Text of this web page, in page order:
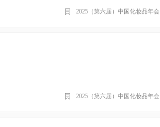
2025（第六届）中国化妆品年会
2025（第六届）中国化妆品年会